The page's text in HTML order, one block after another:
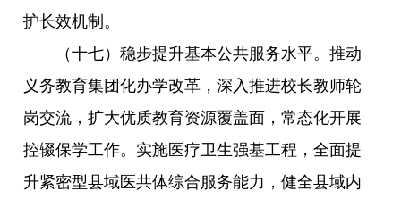
护长效机制。
（十七）稳步提升基本公共服务水平。推动
义务教育集团化办学改革，深入推进校长教师轮
岗交流，扩大优质教育资源覆盖面，常态化开展
控辍保学工作。实施医疗卫生强基工程，全面提
升紧密型县域医共体综合服务能力，健全县域内